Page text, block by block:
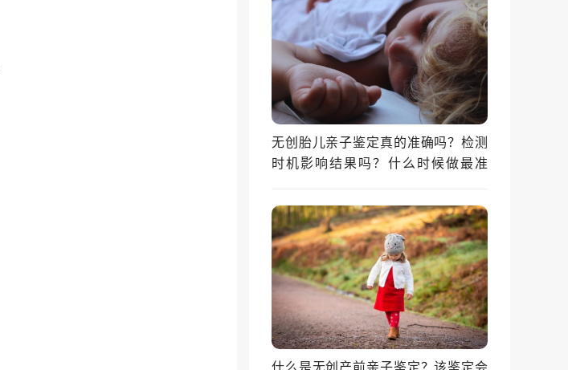
无创胎儿亲子鉴定真的准确吗？检测
时机影响结果吗？什么时候做最准
什么是无创产前亲子鉴定？该鉴定会